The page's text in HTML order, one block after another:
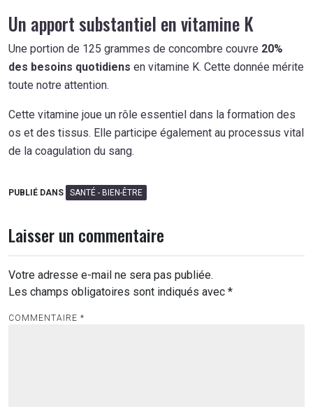
Un apport substantiel en vitamine K
Une portion de 125 grammes de concombre couvre 20%
des besoins quotidiens en vitamine K. Cette donnée mérite
toute notre attention.
Cette vitamine joue un rôle essentiel dans la formation des
os et des tissus. Elle participe également au processus vital
de la coagulation du sang.
PUBLIÉ DANS SANTÉ - BIEN-ÊTRE
Laisser un commentaire
Votre adresse e-mail ne sera pas publiée.
Les champs obligatoires sont indiqués avec *
COMMENTAIRE *